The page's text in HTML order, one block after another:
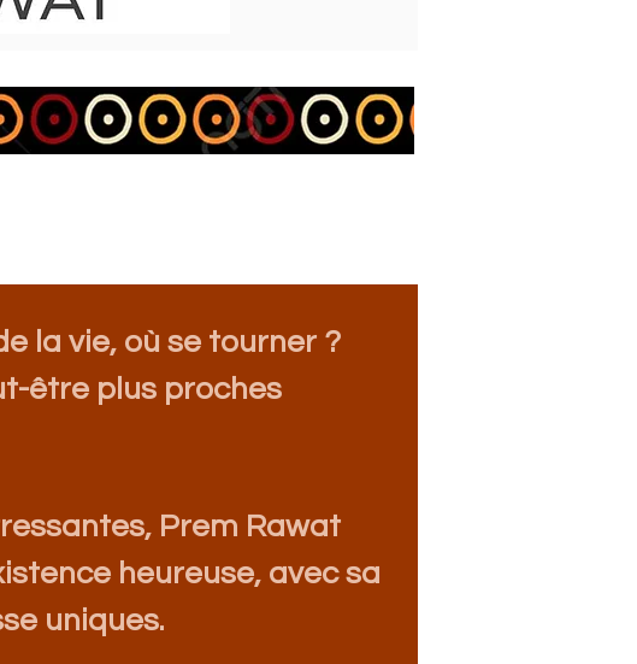
la vie, où se tourner ?
être plus proches
Prem Rawat
ence heureuse, avec sa
uniques.